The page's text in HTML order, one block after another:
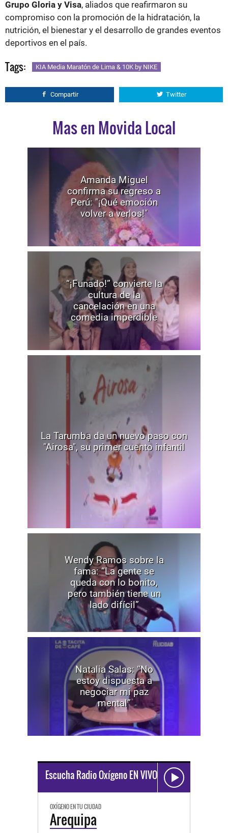
Grupo Gloria y Visa, aliados que reafirmaron su
compromiso con la promoción de la hidratación, la
nutrición, el bienestar y el desarrollo de grandes eventos
deportivos en el país.
Tags: KIA Media Maratón de Lima & 10K by NIKE
Compartir Twitter
Mas en Movida Local
Amanda Miguel
confirma su regreso a
Perú: "¡Qué emoción
volver a verlos!"
“¡Funado!” convierte la
cultura de la
cancelación en una
comedia imperdible
La Tarumba da un nuevo paso con
"Airosa", su primer cuento infantil
Wendy Ramos sobre la
fama: “La gente se
queda con lo bonito,
pero también tiene un
lado difícil”
Natalia Salas: “No
estoy dispuesta a
negociar mi paz
mental”
Escucha Radio Oxígeno EN VIVO
OXÍGENO EN TU CIUDAD
Arequipa